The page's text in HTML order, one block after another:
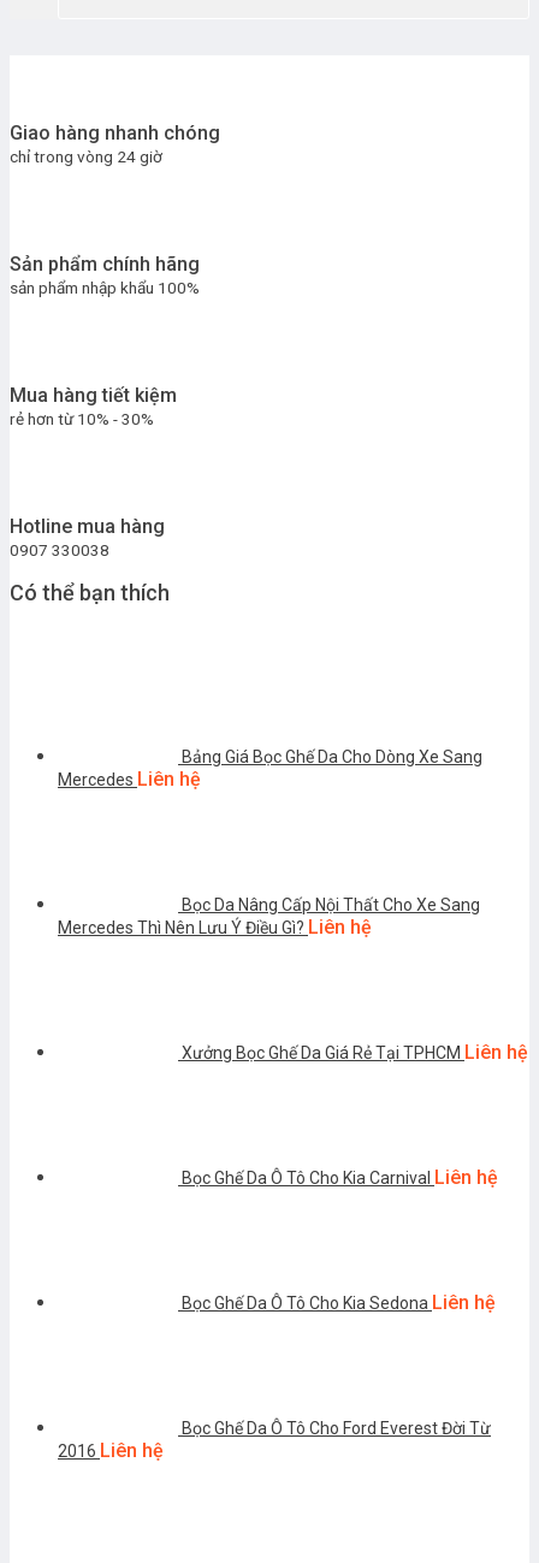
Giao hàng nhanh chóng
chỉ trong vòng 24 giờ
Sản phẩm chính hãng
sản phẩm nhập khẩu 100%
Mua hàng tiết kiệm
rẻ hơn từ 10% - 30%
Hotline mua hàng
0907 330038
Có thể bạn thích
Bảng Giá Bọc Ghế Da Cho Dòng Xe Sang
Mercedes Liên hệ
Bọc Da Nâng Cấp Nội Thất Cho Xe Sang
Mercedes Thì Nên Lưu Ý Điều Gì? Liên hệ
Xưởng Bọc Ghế Da Giá Rẻ Tại TPHCM Liên hệ
Bọc Ghế Da Ô Tô Cho Kia Carnival Liên hệ
Bọc Ghế Da Ô Tô Cho Kia Sedona Liên hệ
Bọc Ghế Da Ô Tô Cho Ford Everest Đời Từ
2016 Liên hệ